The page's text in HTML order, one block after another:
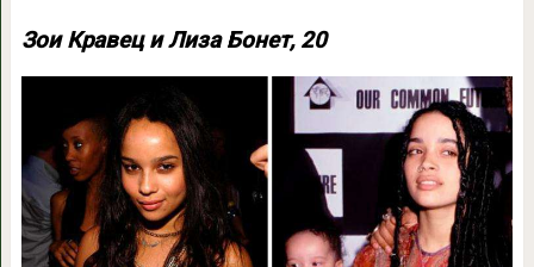
Зои Кравец и Лиза Бонет, 20